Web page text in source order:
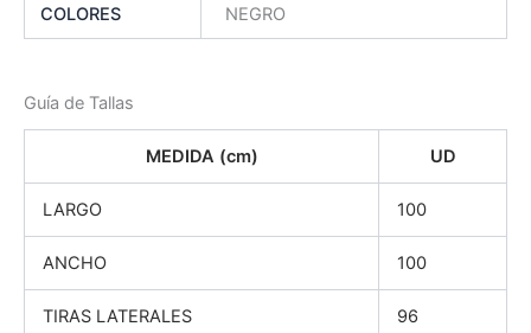
COLORES NEGRO
Guía de Tallas
MEDIDA (cm) UD
LARGO 100
ANCHO 100
TIRAS LATERALES 96